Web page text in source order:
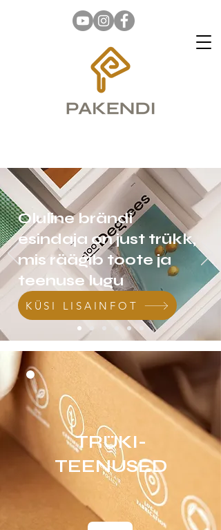
Oluline brändi
esindaja on just trükk,
mis räägib toote ja
teenuse lugu
KÜSI LISAINFOT
TRÜKI-
TEENUSED